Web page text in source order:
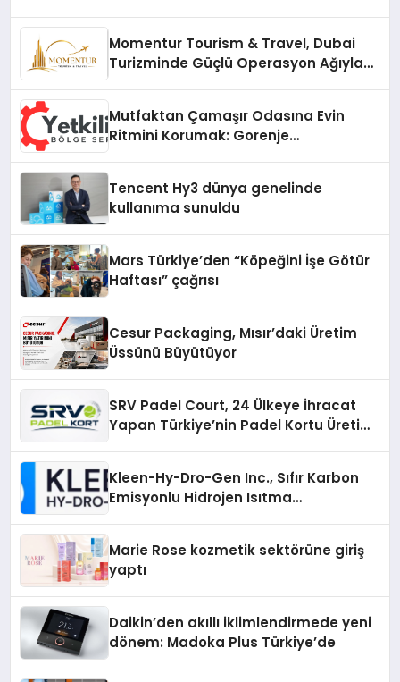
Momentur Tourism & Travel, Dubai
Turizminde Güçlü Operasyon Ağıyla
Mutfaktan Çamaşır Odasına Evin
Ritmini Korumak: Gorenje
Tencent Hy3 dünya genelinde
kullanıma sunuldu
Mars Türkiye’den “Köpeğini İşe Götür
Haftası” çağrısı
Cesur Packaging, Mısır’daki Üretim
Üssünü Büyütüyor
SRV Padel Court, 24 Ülkeye İhracat
Yapan Türkiye’nin Padel Kortu Üretim
Kleen-Hy-Dro-Gen Inc., Sıfır Karbon
Emisyonlu Hidrojen Isıtma
Marie Rose kozmetik sektörüne giriş
yaptı
Daikin’den akıllı iklimlendirmede yeni
dönem: Madoka Plus Türkiye’de